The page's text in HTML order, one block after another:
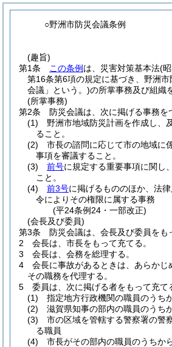
○野洲市防災会議条例
(趣旨)
第1条
この条例 は、災害対策基本法(
第16条第6項の規定に基づき、野洲市
会議」という。)の所掌事務及び組織
(所掌事務)
第2条
防災会議は、次に掲げる事務を
(1)
野洲市地域防災計画を作成し、
ること。
(2)
市長の諮問に応じて市の地域に
事項を審議すること。
(3)
前号に規定する重要事項に関し
こと。
(4)
前3号に掲げるもののほか、法
令によりその権限に属する事務
(平24条例24・一部改正)
(会長及び委員)
第3条
防災会議は、会長及び委員をも
2
会長は、市長をもって充てる。
3
会長は、会務を総理する。
4
会長に事故があるときは、あらかじ
その職務を代理する。
5
委員は、次に掲げる者をもって充て
(1)
指定地方行政機関の職員のうち
(2)
滋賀県知事の部内の職員のうち
(3)
市の区域を管轄する警察署の警
る職員
(4)
市長がその部内の職員のうちか